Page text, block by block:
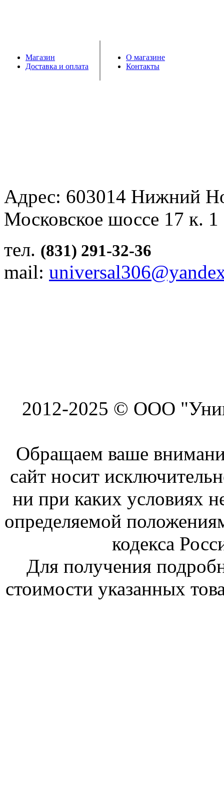
Магазин
Доставка и оплата
О магазине
Контакты
Адрес: 603014 Нижний
Московское шоссе 17 к.
тел. (831) 291-32-36
mail:
2012-2025 © ООО
Обращаем ваше
сайт носит
ни при каких условиях
определяемой
кодекса
Для получения
стоимости указанных